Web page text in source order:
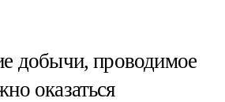
добычи, проводимое
оказаться